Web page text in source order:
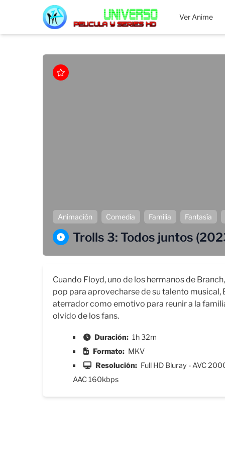
MEGAUNIVERSO Ver Anime
Animación Comedia Familia Fantasía
Trolls 3: Todos juntos
Cuando Floyd, uno de los hermanos de
pop para aprovecharse de su talento musical,
aterrador como emotivo para reunir a la
olvido de los fans.
Duración: 1h 32m
Formato: MKV
Resolución: Full HD Bluray - AVC
AAC 160kbps